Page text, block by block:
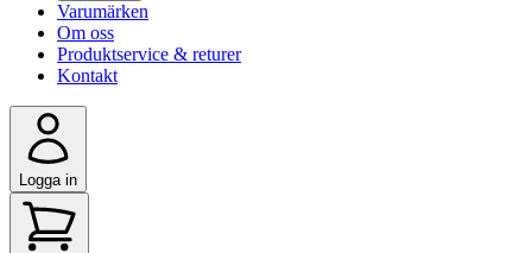
Varumärken
Om oss
Produktservice & returer
Kontakt
Logga in